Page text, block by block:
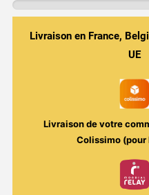
Smok
Livraison en France,
UE
Livraison de votre
Colissimo (pour